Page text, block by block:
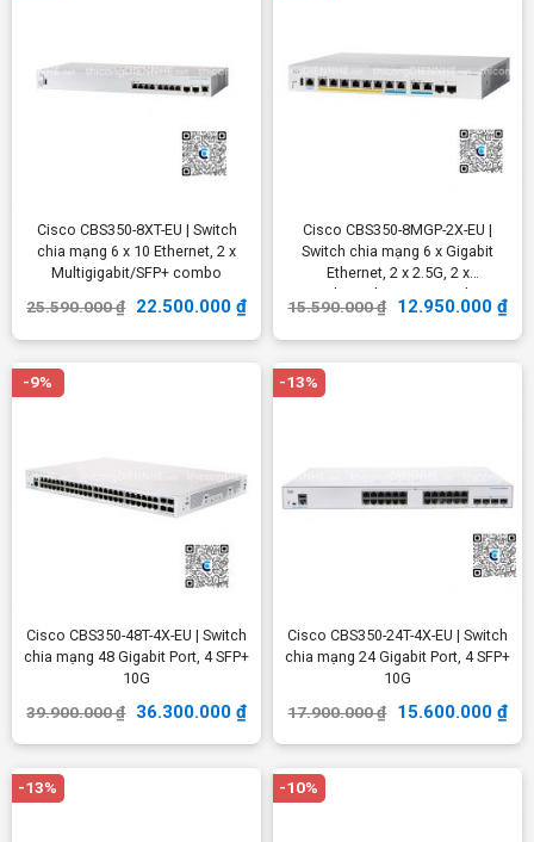
Cisco CBS350-8XT-EU | Switch
chia mạng 6 x 10 Ethernet, 2 x
Multigigabit/SFP+ combo
25.590.000₫ 22.500.000 ₫
Cisco CBS350-8MGP-2X-EU |
Switch chia mạng 6 x Gigabit
Ethernet, 2 x 2.5G, 2 x
Multigigabit/SFP+ combo
15.590.000₫ 12.950.000 ₫
-9%
Cisco CBS350-48T-4X-EU | Switch
chia mạng 48 Gigabit Port, 4 SFP+
10G
39.900.000₫ 36.300.000 ₫
-13%
Cisco CBS350-24T-4X-EU | Switch
chia mạng 24 Gigabit Port, 4 SFP+
10G
17.900.000₫ 15.600.000 ₫
-13% -10%